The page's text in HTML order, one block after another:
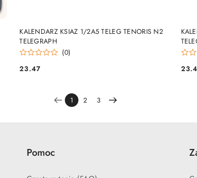
KALENDARZ KSIAZ 1/2A5 TELEG TENORIS N2
TELEGRAPH
(0)
Cena:
23.47
1 2 3
Pomoc